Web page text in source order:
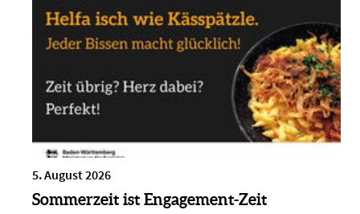
5. August 2026
Sommerzeit ist Engagement-Zeit